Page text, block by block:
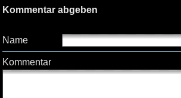
Kommentar abgeben
Name
Kommentar